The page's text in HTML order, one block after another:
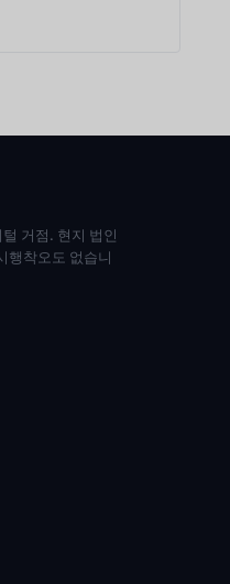
거점. 현지 법인
행착오도 없습니